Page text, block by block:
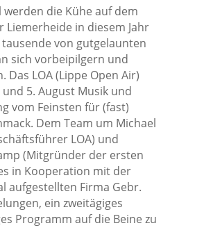
werden die Kühe auf dem
Liemerheide in diesem Jahr
von gutgelaunten
sich vorbeipilgern und
Das LOA (Lippe Open Air)
5. August Musik und
vom Feinsten für (fast)
Dem Team um Michael
LOA) und
(Mitgründer der ersten
in Kooperation mit der
aufgestellten Firma Gebr.
ein zweitägiges
Programm auf die Beine zu